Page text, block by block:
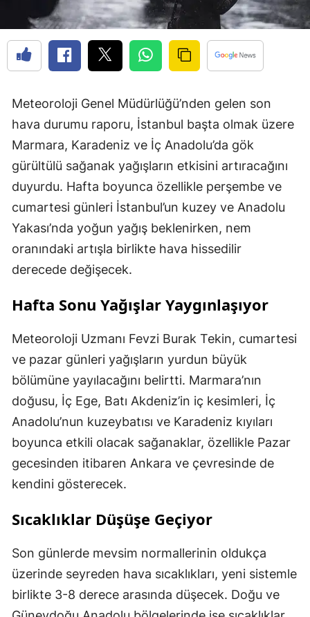
Meteoroloji Genel Müdürlüğü’nden gelen son
hava durumu raporu, İstanbul başta olmak üzere
Marmara, Karadeniz ve İç Anadolu’da gök
gürültülü sağanak yağışların etkisini artıracağını
duyurdu. Hafta boyunca özellikle perşembe ve
cumartesi günleri İstanbul’un kuzey ve Anadolu
Yakası’nda yoğun yağış beklenirken, nem
oranındaki artışla birlikte hava hissedilir
derecede değişecek.
Hafta Sonu Yağışlar Yaygınlaşıyor
Meteoroloji Uzmanı Fevzi Burak Tekin, cumartesi
ve pazar günleri yağışların yurdun büyük
bölümüne yayılacağını belirtti. Marmara’nın
doğusu, İç Ege, Batı Akdeniz’in iç kesimleri, İç
Anadolu’nun kuzeybatısı ve Karadeniz kıyıları
boyunca etkili olacak sağanaklar, özellikle Pazar
gecesinden itibaren Ankara ve çevresinde de
kendini gösterecek.
Sıcaklıklar Düşüşe Geçiyor
Son günlerde mevsim normallerinin oldukça
üzerinde seyreden hava sıcaklıkları, yeni sistemle
birlikte 3-8 derece arasında düşecek. Doğu ve